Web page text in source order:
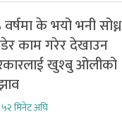
के भयो भनी सोध्न
काम गरेर देखाउन
खुश्बु ओलीको
५२ मिनेट अघि